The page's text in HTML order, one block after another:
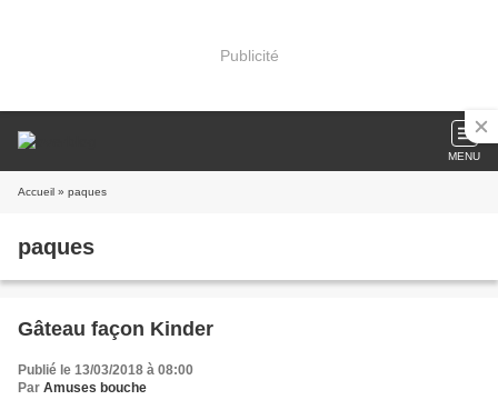
Publicité
MENU
Accueil » paques
paques
Gâteau façon Kinder
Publié le 13/03/2018 à 08:00
Par Amuses bouche